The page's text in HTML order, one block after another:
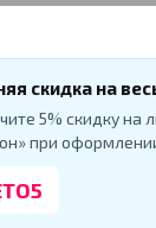
скидка на
5% скидку на
при